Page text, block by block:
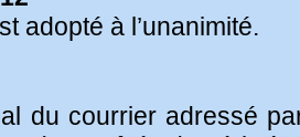
adopté à l’unanimité.
du courrier adressé